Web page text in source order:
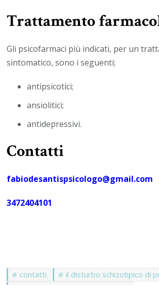
Trattamento
Gli psicofarmaci più indicati, per un
sintomatico, sono i seguenti;
antipsicotici;
ansiolitici;
antidepressivi.
Contatti
fabiodesantispsicologo@gmail.com
3472404101
contatti
il disturbo schizotipico di